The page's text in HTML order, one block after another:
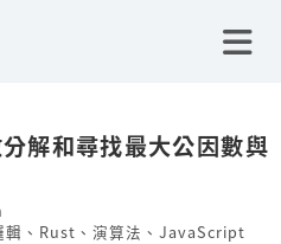
解和尋找最大公因數與
輯 、 Rust 、 演算法 、 JavaScript